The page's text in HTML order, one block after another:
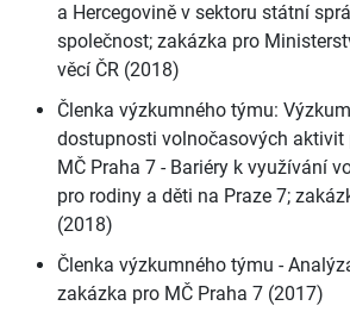
a Hercegovině v sektoru státní
společnost; zakázka pro
věcí ČR (2018)
Členka výzkumného týmu:
dostupnosti volnočasových aktivit
MČ Praha 7 - Bariéry k využívání
pro rodiny a děti na Praze 7;
(2018)
Členka výzkumného týmu -
zakázka pro MČ Praha 7 (2017)